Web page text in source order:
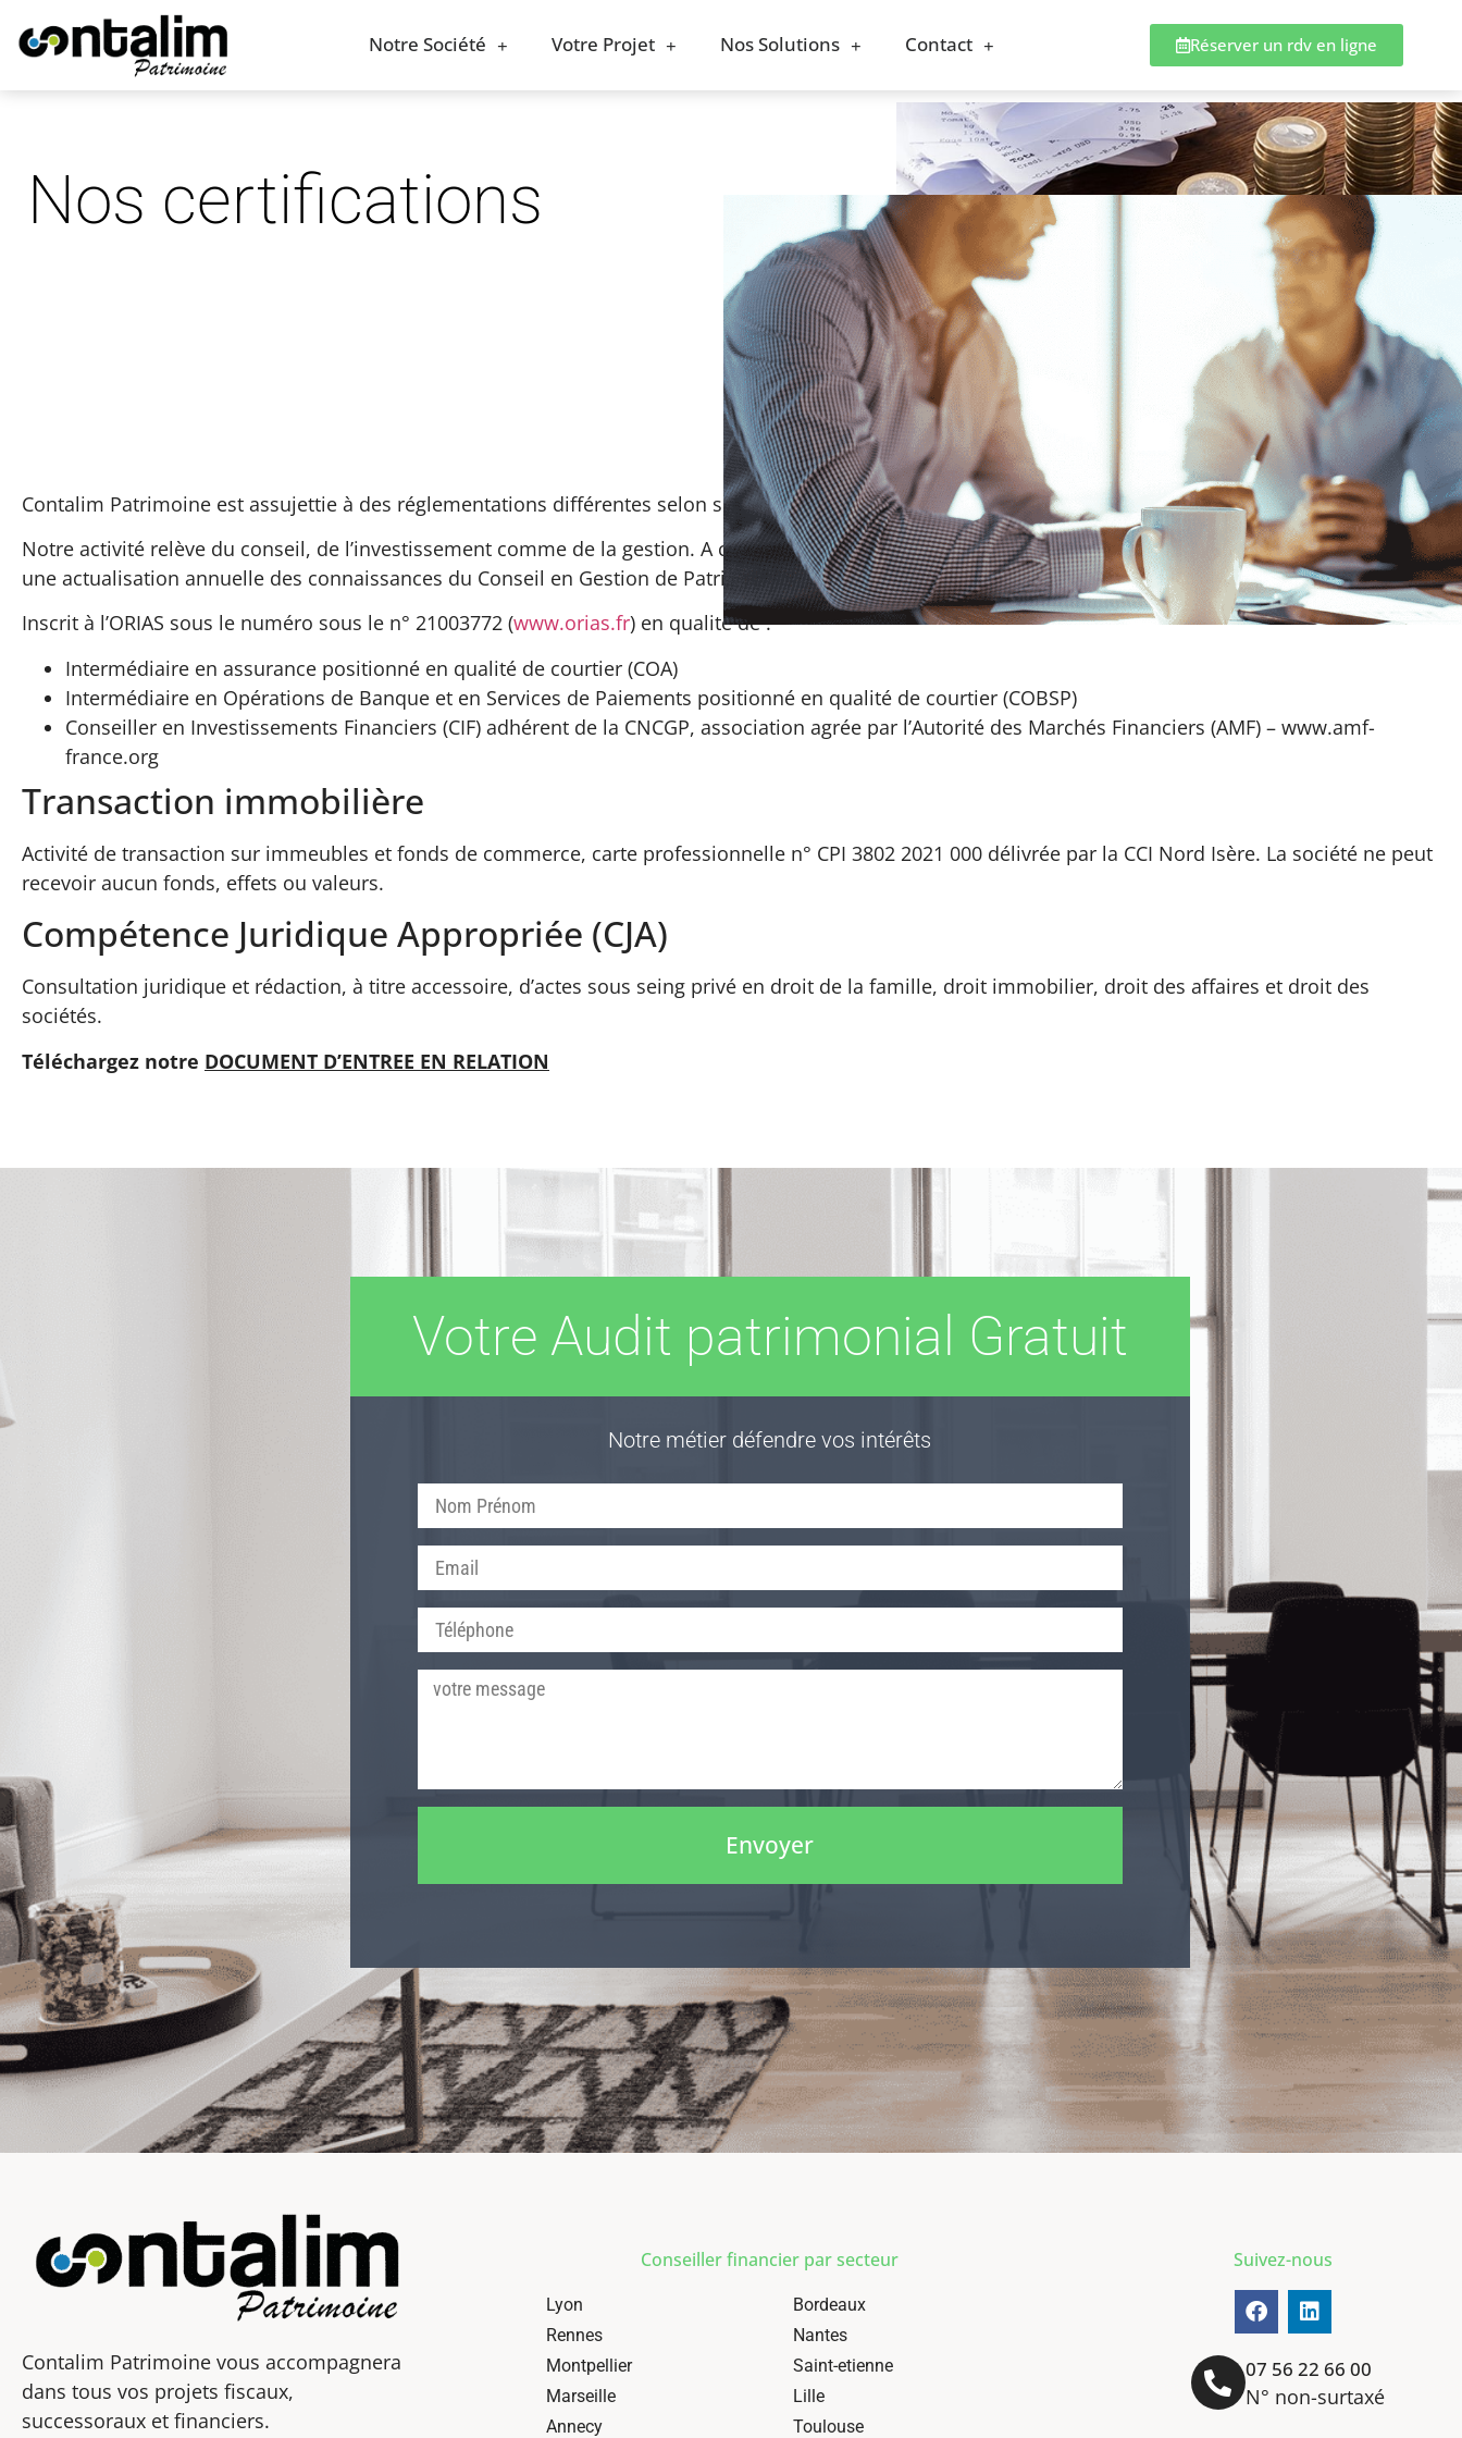
Notre Société Votre Projet Nos Solutions Contact Réserver un rdv en ligne
Nos certifications
Contalim Patrimoine est assujettie à des réglementations différentes selon ses missions.
Notre activité relève du conseil, de l’investissement comme de la gestion. A chacune de ces facettes du métier correspond une réglementation qui induit
une actualisation annuelle des connaissances du Conseil en Gestion de Patrimoine car les marchés et la législation évoluent en permanence.
Inscrit à l’ORIAS sous le numéro sous le n° 21003772 (www.orias.fr) en qualité de :
Intermédiaire en assurance positionné en qualité de courtier (COA)
Intermédiaire en Opérations de Banque et en Services de Paiements positionné en qualité de courtier (COBSP)
Conseiller en Investissements Financiers (CIF) adhérent de la CNCGP, association agrée par l’Autorité des Marchés Financiers (AMF) – www.amf-
france.org
Transaction immobilière
Activité de transaction sur immeubles et fonds de commerce, carte professionnelle n° CPI 3802 2021 000 délivrée par la CCI Nord Isère. La société ne peut
recevoir aucun fonds, effets ou valeurs.
Compétence Juridique Appropriée (CJA)
Consultation juridique et rédaction, à titre accessoire, d’actes sous seing privé en droit de la famille, droit immobilier, droit des affaires et droit des
sociétés.
Téléchargez notre DOCUMENT D’ENTREE EN RELATION
Votre Audit patrimonial Gratuit
Notre métier défendre vos intérêts
Envoyer
Contalim Patrimoine vous accompagnera
dans tous vos projets fiscaux,
successoraux et financiers.
Conseiller financier par secteur
Lyon
Bordeaux
Rennes
Nantes
Montpellier
Saint-etienne
Marseille
Lille
Annecy
Toulouse
Suivez-nous
07 56 22 66 00
N° non-surtaxé